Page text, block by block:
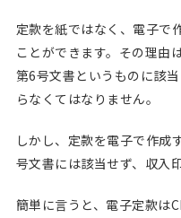
定款を紙ではなく、電子で
ことができます。その理由
第6号文書というものに該
らなくてはなりません。
しかし、定款を電子で作成
号文書には該当せず、収入
簡単に言うと、電子定款は